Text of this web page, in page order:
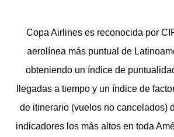
Copa Airlines es reconocida por
aerolínea más puntual de
obteniendo un índice de
llegadas a tiempo y un índice de
de itinerario (vuelos no cancelados)
indicadores los más altos en toda